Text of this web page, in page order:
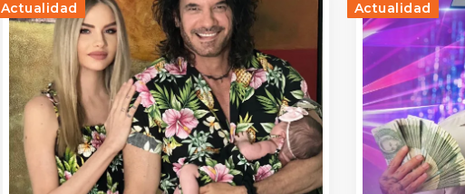
Actualidad Actualidad